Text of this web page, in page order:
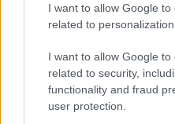
I want to allow Google to
related to personalization.
I want to allow Google to
related to security,
functionality and fraud
user protection.